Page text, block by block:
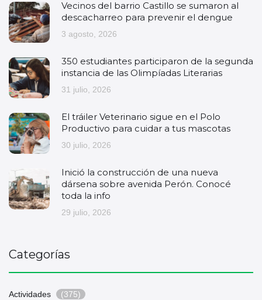
Vecinos del barrio Castillo se sumaron al
descacharreo para prevenir el dengue
3 agosto, 2026
350 estudiantes participaron de la segunda
instancia de las Olimpíadas Literarias
31 julio, 2026
El tráiler Veterinario sigue en el Polo
Productivo para cuidar a tus mascotas
30 julio, 2026
Inició la construcción de una nueva
dársena sobre avenida Perón. Conocé
toda la info
29 julio, 2026
Categorías
Actividades (375)